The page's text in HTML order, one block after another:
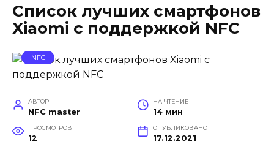
Список лучших смартфонов
Xiaomi с поддержкой NFC
NFC
АВТОР
NFC master
НА ЧТЕНИЕ
14 мин
ПРОСМОТРОВ
12
ОПУБЛИКОВАНО
17.12.2021